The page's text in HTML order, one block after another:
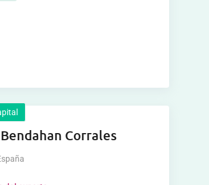
Corrales